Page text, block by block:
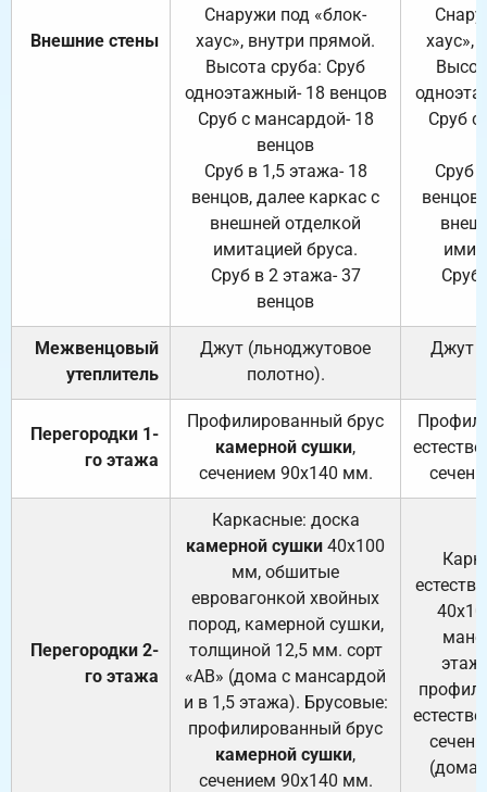
Внешние стены
Снаружи под «блок-
хаус», внутри прямой.
Высота сруба: Сруб
одноэтажный- 18 венцов
Сруб с мансардой- 18
венцов
Сруб в 1,5 этажа- 18
венцов, далее каркас с
внешней отделкой
имитацией бруса.
Сруб в 2 этажа- 37
венцов
хаус»,
Сруб с
Сруб
Сруб
Межвенцовый
утеплитель
Джут (льноджутовое
полотно).
Джут
Перегородки 1-
го этажа
Профилированный брус
камерной сушки,
сечением 90х140 мм.
Перегородки 2-
го этажа
Каркасные: доска
камерной сушки 40х100
мм, обшитые
евровагонкой хвойных
пород, камерной сушки,
толщиной 12,5 мм. сорт
«АВ» (дома с мансардой
и в 1,5 этажа). Брусовые:
профилированный брус
камерной сушки,
сечением 90х140 мм.
(дома